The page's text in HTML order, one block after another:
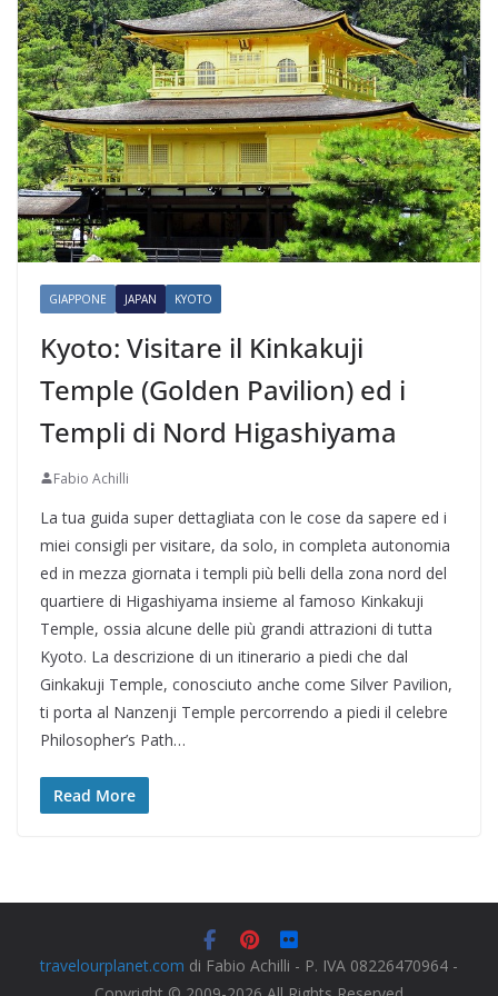
GIAPPONE JAPAN KYOTO
Kyoto: Visitare il Kinkakuji
Temple (Golden Pavilion) ed i
Templi di Nord Higashiyama
Fabio Achilli
La tua guida super dettagliata con le cose da sapere ed i
miei consigli per visitare, da solo, in completa autonomia
ed in mezza giornata i templi più belli della zona nord del
quartiere di Higashiyama insieme al famoso Kinkakuji
Temple, ossia alcune delle più grandi attrazioni di tutta
Kyoto. La descrizione di un itinerario a piedi che dal
Ginkakuji Temple, conosciuto anche come Silver Pavilion,
ti porta al Nanzenji Temple percorrendo a piedi il celebre
Philosopher’s Path…
Read More
travelourplanet.com di Fabio Achilli - P. IVA 08226470964 -